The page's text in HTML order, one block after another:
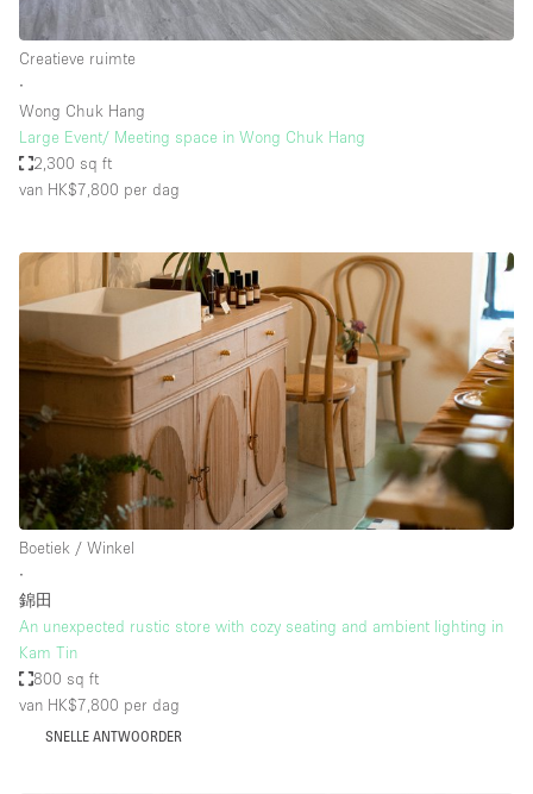
Creatieve ruimte
∙
Wong Chuk Hang
Large Event/ Meeting space in Wong Chuk Hang
2,300 sq ft
van HK$7,800 per dag
Boetiek / Winkel
∙
錦田
An unexpected rustic store with cozy seating and ambient lighting in
Kam Tin
800 sq ft
van HK$7,800 per dag
SNELLE ANTWOORDER